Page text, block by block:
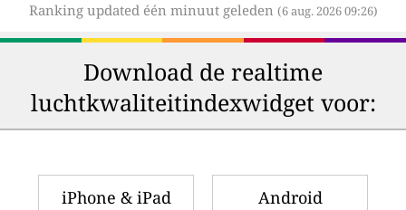
Ranking updated één minuut geleden (6 aug. 2026 09:26)
Download de realtime
luchtkwaliteitindexwidget voor:
iPhone & iPad Android